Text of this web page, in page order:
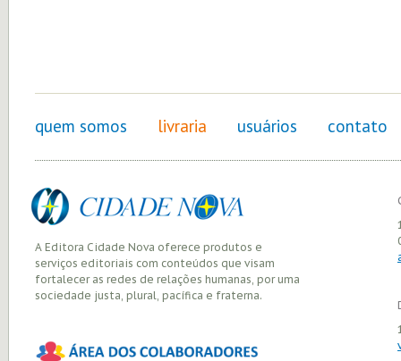
quem somos livraria usuários contato
A Editora Cidade Nova oferece produtos e
serviços editoriais com conteúdos que visam
fortalecer as redes de relações humanas, por uma
sociedade justa, plural, pacífica e fraterna.